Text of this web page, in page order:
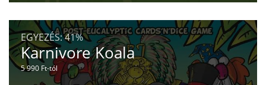
EGYEZÉS:41%
Karnivore Koala
5 990 Ft-tól